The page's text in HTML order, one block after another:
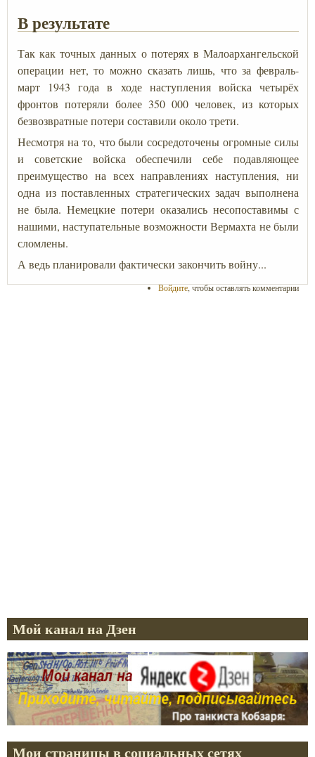
В результате
Так как точных данных о потерях в Малоархангельской
операции нет, то можно сказать лишь, что за февраль-
март 1943 года в ходе наступления войска четырёх
фронтов потеряли более 350 000 человек, из которых
безвозвратные потери составили около трети.
Несмотря на то, что были сосредоточены огромные силы
и советские войска обеспечили себе подавляющее
преимущество на всех направлениях наступления, ни
одна из поставленных стратегических задач выполнена
не была. Немецкие потери оказались несопоставимы с
нашими, наступательные возможности Вермахта не были
сломлены.
А ведь планировали фактически закончить войну...
Войдите, чтобы оставлять комментарии
Мой канал на Дзен
Мои страницы в социальных сетях